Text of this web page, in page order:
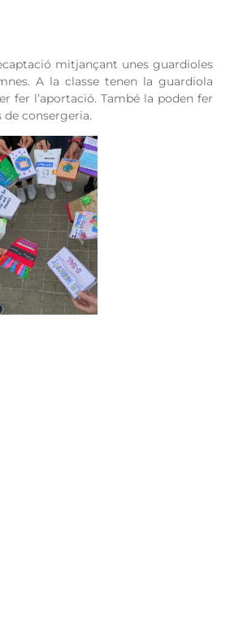
mitjançant unes guardioles
A la classe tenen la guardiola
fer l’aportació. També la poden fer
de consergeria.